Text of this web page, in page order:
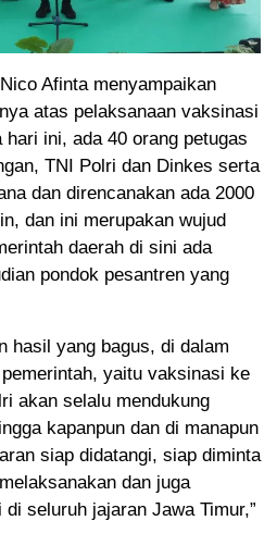
Afinta menyampaikan
atas pelaksanaan vaksinasi
ini, ada 40 orang petugas
TNI Polri dan Dinkes serta
dan direncanakan ada 2000
dan ini merupakan wujud
daerah di sini ada
pondok pesantren yang
hasil yang bagus, di dalam
yaitu vaksinasi ke
akan selalu mendukung
kapanpun dan di manapun
siap didatangi, siap diminta
dan juga
seluruh jajaran Jawa Timur,”